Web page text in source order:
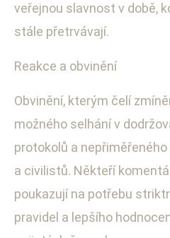
veřejnou slavnost v době,
stále přetrvávají.
Reakce a obvinění
Obvinění, kterým čelí
možného selhání v
protokolů a
a civilistů. Někteří
poukazují na potřebu
pravidel a lepšího